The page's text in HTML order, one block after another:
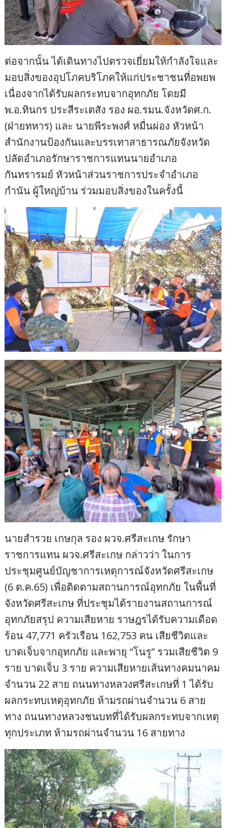
ต่อจากนั้น ได้เดินทางไปตรวจเยี่ยมให้กำลังใจและ
มอบสิ่งของอุปโภคบริโภคให้แก่ประชาชนที่อพยพ
เนื่องจากได้รับผลกระทบจากอุทกภัย โดยมี
พ.อ.ทินกร ประสีระเตสัง รอง ผอ.รมน.จังหวัดศ.ก.
(ฝ่ายทหาร) และ นายพีระพงศ์ หมื่นผ่อง หัวหน้า
สำนักงานป้องกันและบรรเทาสาธารณภัยจังหวัด
ปลัดอำเภอรักษาราชการแทนนายอำเภอ
กันทรารมย์ หัวหน้าส่วนราชการประจำอำเภอ
กำนัน ผู้ใหญ่บ้าน ร่วมมอบสิ่งของในครั้งนี้
นายสำรวย เกษกุล รอง ผวจ.ศรีสะเกษ รักษา
ราชการแทน ผวจ.ศรีสะเกษ กล่าวว่า ในการ
ประชุมศูนย์บัญชาการเหตุการณ์จังหวัดศรีสะเกษ
(6 ต.ค.65) เพื่อติดตามสถานการณ์อุทกภัย ในพื้นที่
จังหวัดศรีสะเกษ ที่ประชุมได้รายงานสถานการณ์
อุทกภัยสรุป ความเสียหาย ราษฎรได้รับความเดือด
ร้อน 47,771 ครัวเรือน 162,753 คน เสียชีวิตและ
บาดเจ็บจากอุทกภัย และพายุ “โนรู” รวมเสียชีวิต 9
ราย บาดเจ็บ 3 ราย ความเสียหายเส้นทางคมนาคม
จำนวน 22 สาย ถนนทางหลวงศรีสะเกษที่ 1 ได้รับ
ผลกระทบเหตุอุทกภัย ห้ามรถผ่านจำนวน 6 สาย
ทาง ถนนทางหลวงชนบทที่ได้รับผลกระทบจากเหตุ
ทุกประเภท ห้ามรถผ่านจำนวน 16 สายทาง